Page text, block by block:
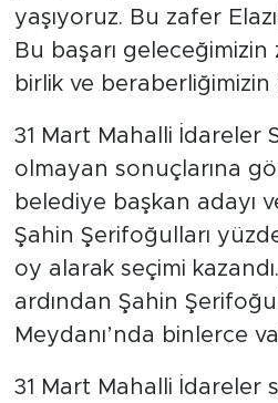
yaşıyoruz. Bu zafer
Bu başarı
birlik ve beraberliğimizin
31 Mart Mahalli İdareler
olmayan sonuçlarına
belediye başkan adayı
Şahin Şerifoğulları
oy alarak seçimi
ardından Şahin
Meydanı’nda binlerce
31 Mart Mahalli İdareler
Bingöl Kaza Haberleri